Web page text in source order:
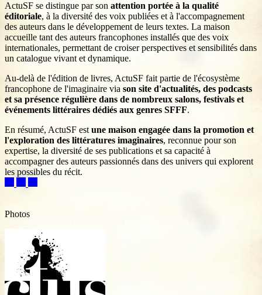
ActuSF se distingue par son attention portée à la qualité
éditoriale, à la diversité des voix publiées et à l'accompagnement
des auteurs dans le développement de leurs textes. La maison
accueille tant des auteurs francophones installés que des voix
internationales, permettant de croiser perspectives et sensibilités dans
un catalogue vivant et dynamique.
Au‑delà de l'édition de livres, ActuSF fait partie de l'écosystème
francophone de l'imaginaire via son site d'actualités, des podcasts
et sa présence régulière dans de nombreux salons, festivals et
événements littéraires dédiés aux genres SFFF.
En résumé, ActuSF est une maison engagée dans la promotion et
l'exploration des littératures imaginaires, reconnue pour son
expertise, la diversité de ses publications et sa capacité à
accompagner des auteurs passionnés dans des univers qui explorent
les possibles du récit.
Photos